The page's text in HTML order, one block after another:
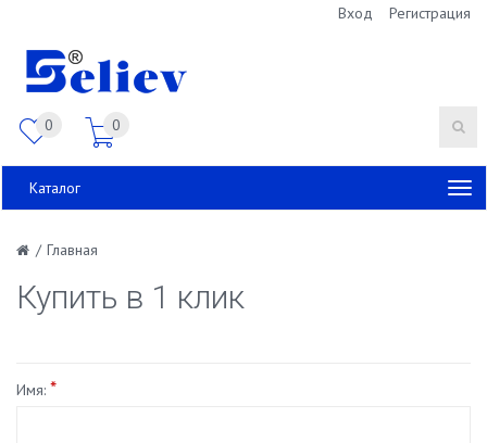
Вход Регистрация
0 0
Каталог
/ Главная
Купить в 1 клик
Имя: *